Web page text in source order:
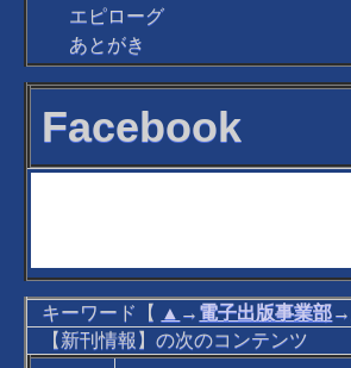
エピローグ
あとがき
Facebook
キーワード【 ▲ → 電子出版事業部→
【新刊情報】の次のコンテンツ